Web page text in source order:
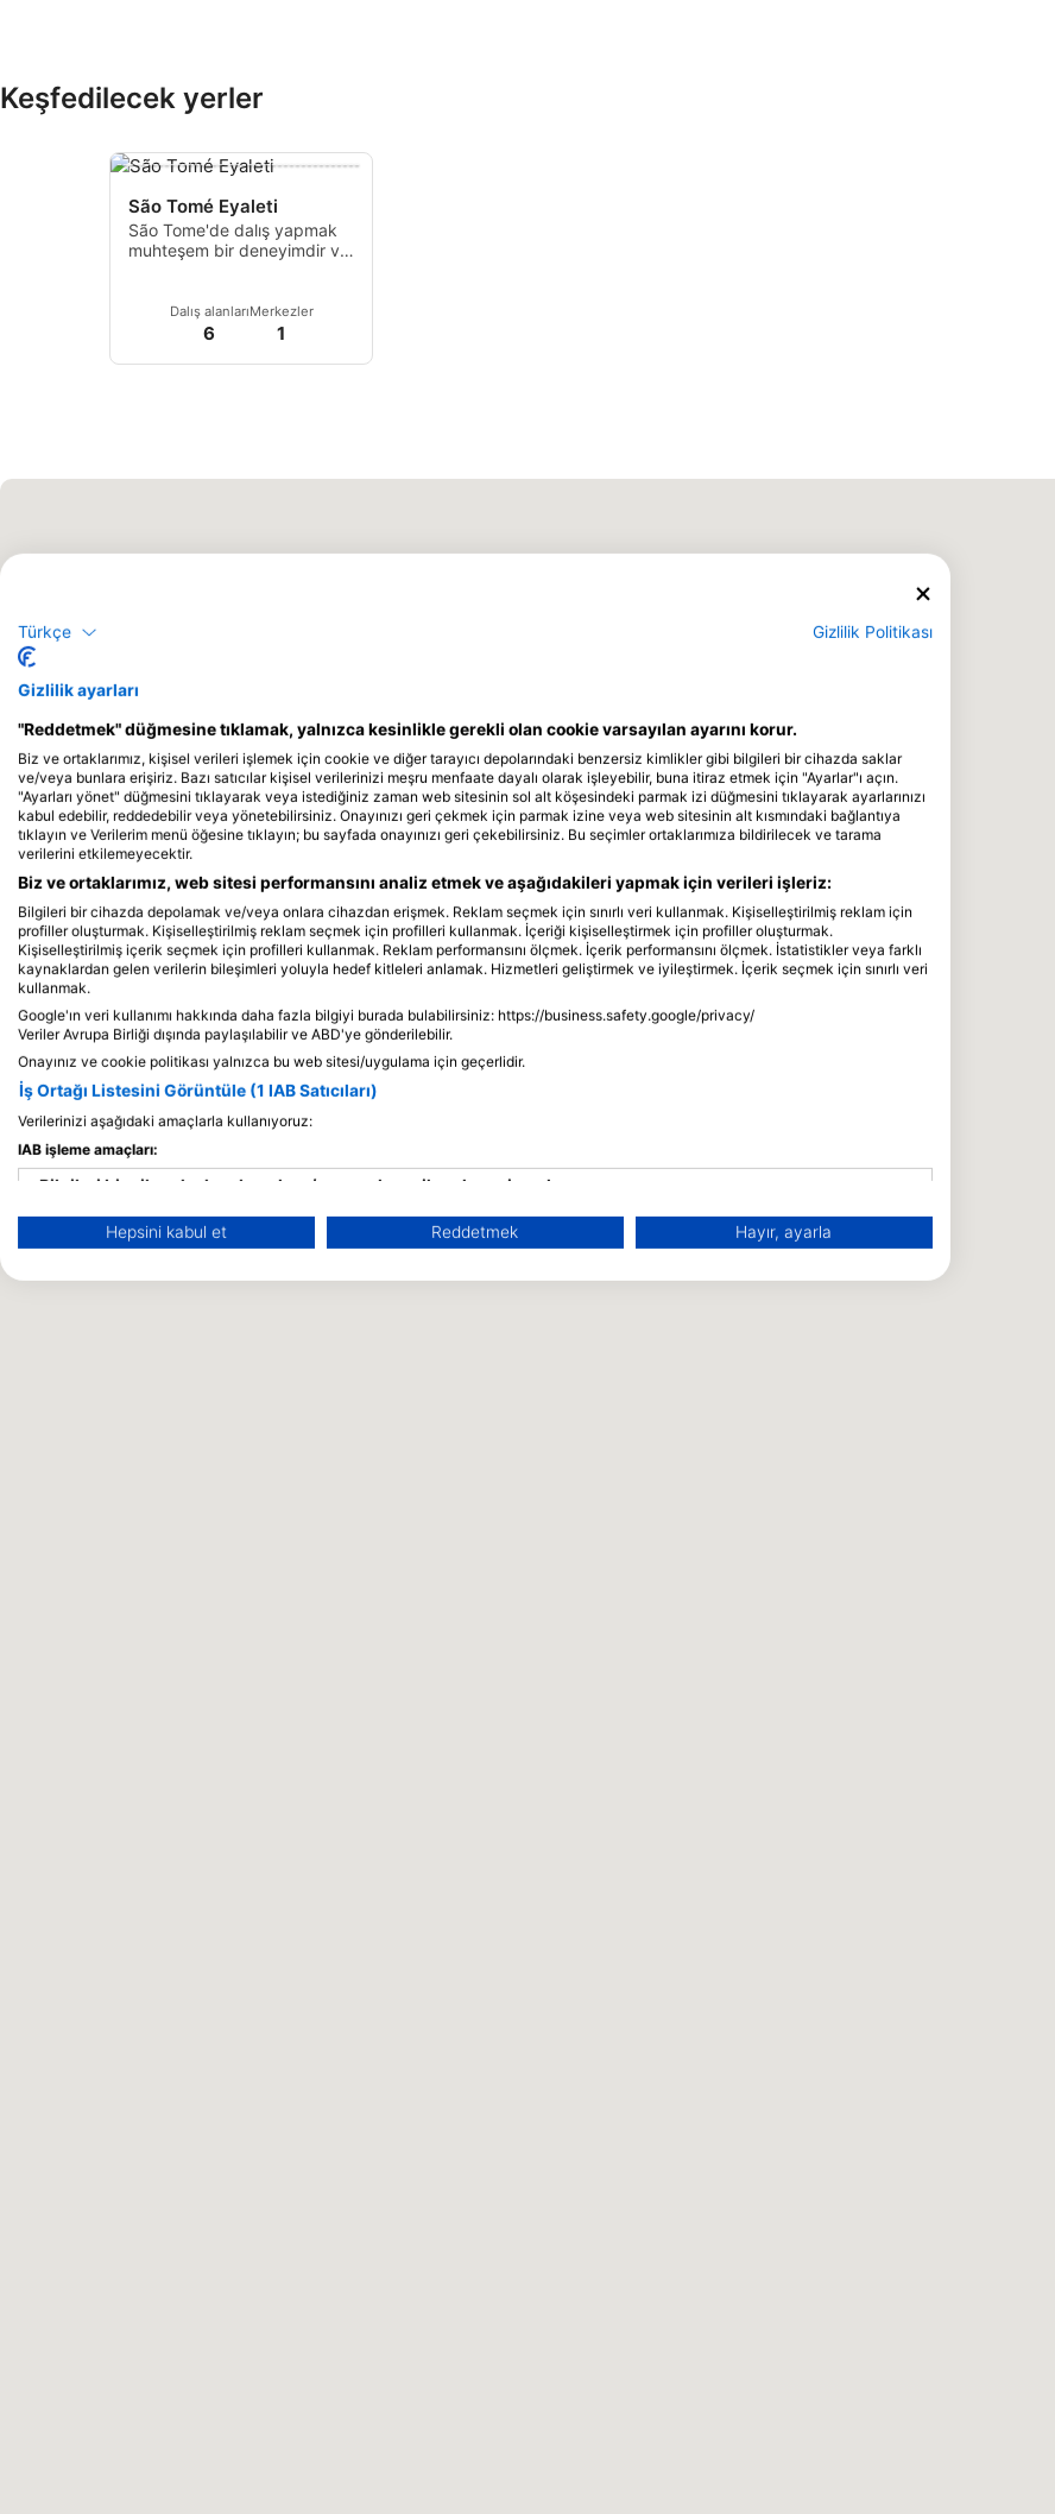
Keşfedilecek yerler
-----------------------------------------
São Tomé Eyaleti
São Tome'de dalış yapmak
muhteşem bir deneyimdir ve
Dalış alanları
6
Merkezler
1
Türkçe Gizlilik Politikası
Gizlilik ayarları
"Reddetmek" düğmesine tıklamak, yalnızca kesinlikle gerekli olan cookie varsayılan ayarını korur.
Biz ve ortaklarımız, kişisel verileri işlemek için cookie ve diğer tarayıcı depolarındaki benzersiz kimlikler gibi bilgileri bir cihazda saklar
ve/veya bunlara erişiriz. Bazı satıcılar kişisel verilerinizi meşru menfaate dayalı olarak işleyebilir, buna itiraz etmek için "Ayarlar"ı açın.
"Ayarları yönet" düğmesini tıklayarak veya istediğiniz zaman web sitesinin sol alt köşesindeki parmak izi düğmesini tıklayarak ayarlarınızı
kabul edebilir, reddedebilir veya yönetebilirsiniz. Onayınızı geri çekmek için parmak izine veya web sitesinin alt kısmındaki bağlantıya
tıklayın ve Verilerim menü öğesine tıklayın; bu sayfada onayınızı geri çekebilirsiniz. Bu seçimler ortaklarımıza bildirilecek ve tarama
verilerini etkilemeyecektir.
Biz ve ortaklarımız, web sitesi performansını analiz etmek ve aşağıdakileri yapmak için verileri işleriz:
Bilgileri bir cihazda depolamak ve/veya onlara cihazdan erişmek. Reklam seçmek için sınırlı veri kullanmak. Kişiselleştirilmiş reklam için
profiller oluşturmak. Kişiselleştirilmiş reklam seçmek için profilleri kullanmak. İçeriği kişiselleştirmek için profiller oluşturmak.
Kişiselleştirilmiş içerik seçmek için profilleri kullanmak. Reklam performansını ölçmek. İçerik performansını ölçmek. İstatistikler veya farklı
kaynaklardan gelen verilerin bileşimleri yoluyla hedef kitleleri anlamak. Hizmetleri geliştirmek ve iyileştirmek. İçerik seçmek için sınırlı veri
kullanmak.
Google'ın veri kullanımı hakkında daha fazla bilgiyi burada bulabilirsiniz: https://business.safety.google/privacy/
Veriler Avrupa Birliği dışında paylaşılabilir ve ABD'ye gönderilebilir.
Onayınız ve cookie politikası yalnızca bu web sitesi/uygulama için geçerlidir.
İş Ortağı Listesini Görüntüle (1 IAB Satıcıları)
Verilerinizi aşağıdaki amaçlarla kullanıyoruz:
IAB işleme amaçları:
Bilgileri bir cihazda depolamak ve/veya onlara cihazdan erişmek
Reklam seçmek için sınırlı veri kullanmak
Kişiselleştirilmiş reklam için profiller oluşturmak
Hepsini kabul et Reddetmek Hayır, ayarla